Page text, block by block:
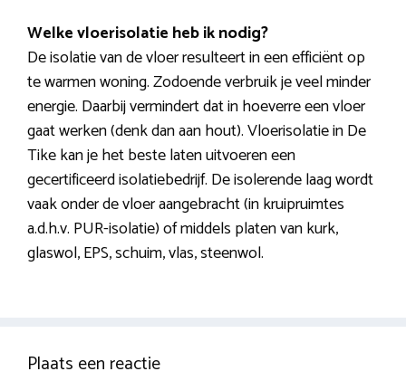
Welke vloerisolatie heb ik nodig?
De isolatie van de vloer resulteert in een efficiënt op
te warmen woning. Zodoende verbruik je veel minder
energie. Daarbij vermindert dat in hoeverre een vloer
gaat werken (denk dan aan hout). Vloerisolatie in De
Tike kan je het beste laten uitvoeren een
gecertificeerd isolatiebedrijf. De isolerende laag wordt
vaak onder de vloer aangebracht (in kruipruimtes
a.d.h.v. PUR-isolatie) of middels platen van kurk,
glaswol, EPS, schuim, vlas, steenwol.
Plaats een reactie